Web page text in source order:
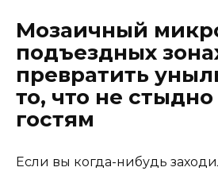
Мозаичный
подъездных
превратить
то, что не стыдно
гостям
Если вы когда-нибудь